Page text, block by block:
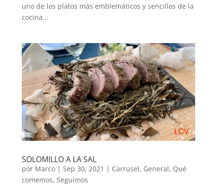
uno de los platos más emblemáticos y sencillos de la
cocina...
SOLOMILLO A LA SAL
por Marco| Sep 30, 2021 | Carrusel, General, Qué
comemos, Seguimos